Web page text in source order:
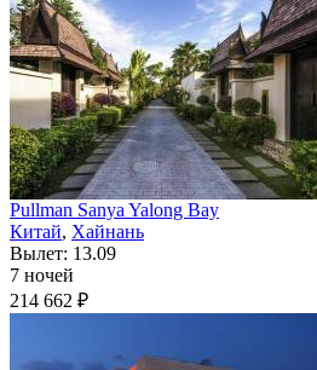
Pullman Sanya Yalong Bay
Китай, Хайнань
Вылет: 13.09
7 ночей
214 662 ₽